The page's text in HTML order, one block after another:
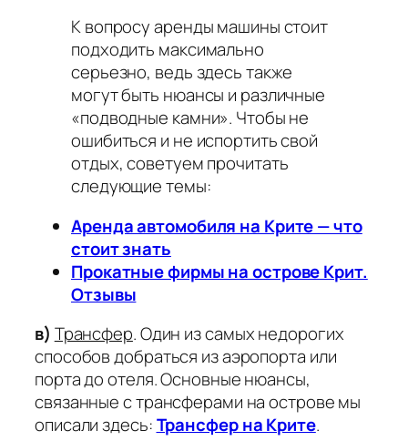
К вопросу аренды машины стоит
подходить максимально
серьезно, ведь здесь также
могут быть нюансы и различные
«подводные камни». Чтобы не
ошибиться и не испортить свой
отдых, советуем прочитать
следующие темы:
Аренда автомобиля на Крите — что
стоит знать
Прокатные фирмы на острове Крит.
Отзывы
в) Трансфер.Один из самых недорогих
способов добраться из аэропорта или
порта до отеля. Основные нюансы,
связанные с трансферами на острове мы
описали здесь:Трансфер на Крите.